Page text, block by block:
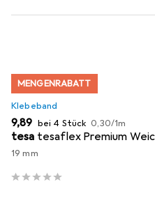
MENGENRABATT
Klebeband
EUR
9,89 bei 4 Stück EUR
0,30/1m
tesa tesaflex Premium
19 mm